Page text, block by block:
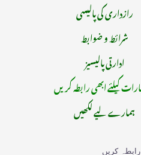
رازداری کی پالیسی
شرائط و ضوابط
ادارتی پالیسیز
کیلئے ابھی رابطہ کریں
ہمارے لیے لکھیں
کریں